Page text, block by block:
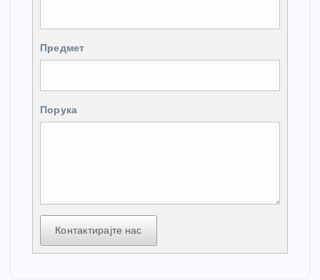
Предмет
Порука
Контактирајте нас